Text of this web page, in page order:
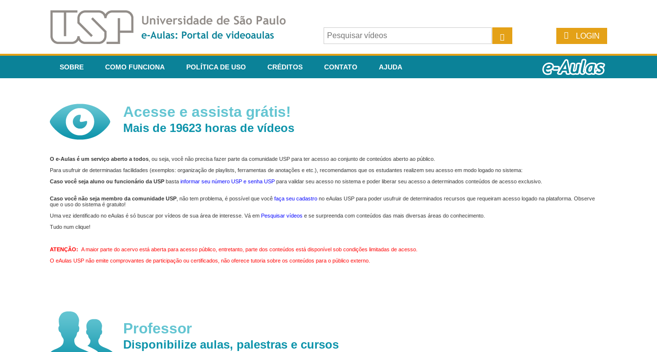
LOGIN
SOBRE COMO FUNCIONA POLÍTICA DE USO CRÉDITOS CONTATO AJUDA
Acesse e assista grátis!
Mais de 19623 horas de vídeos
O e-Aulas é um serviço aberto a todos , ou seja, você não precisa fazer parte da comunidade USP para ter acesso ao conjunto de conteúdos aberto ao público.
Para usufruir de determinadas facilidades (exemplos: organização de playlists, ferramentas de anotações e etc.), recomendamos que os estudantes realizem seu acesso em modo logado no sistema:
Caso você seja aluno ou funcionário da USP basta informar seu número USP e senha USP para validar seu acesso no sistema e poder liberar seu acesso a determinados conteúdos de acesso exclusivo.
Caso você não seja membro da comunidade USP , não tem problema, é possível que você faça seu cadastro no eAulas USP para poder usufruir de determinados recursos que requeiram acesso logado na plataforma. Observe
que o uso do sistema é gratuito!
Uma vez identificado no eAulas é só buscar por vídeos de sua área de interesse. Vá em Pesquisar vídeos e se surpreenda com conteúdos das mais diversas áreas do conhecimento.
Tudo num clique!
ATENÇÃO: A maior parte do acervo está aberta para acesso público, entretanto, parte dos conteúdos está disponível sob condições limitadas de acesso.
O eAulas USP não emite comprovantes de participação ou certificados, não oferece tutoria sobre os conteúdos para o público externo.
Professor
Disponibilize aulas, palestras e cursos